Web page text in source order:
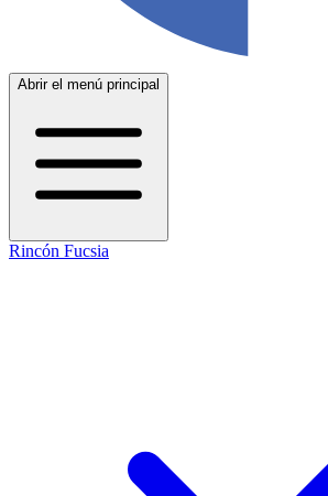
Abrir el menú principal
Rincón Fucsia